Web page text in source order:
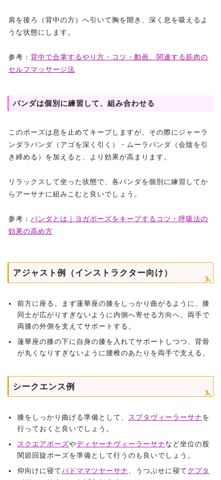
肩を後ろ（背中の方）へ引いて胸を開き、深く息を吸えるよ
うな状態にします。
参考： 背中で合掌するやり方・コツ・動画、関連する筋肉の
セルフマッサージ法
バンダは個別に練習して、組み合わせる
このポーズは息を止めてキープしますが、その際にジャーラ
ンダラバンダ（アゴを深く引く）・ムーラバンダ（会陰を引
き締める）を加えると、より効果が高まります。
リラックスして坐った状態で、各バンダを個別に練習してか
らアーサナに組みこむと良いでしょう。
参考： バンダとは｜ヨガポーズをキープするコツ・呼吸法の
効果の高め方
アジャスト例（インストラクター向け）
前方に座る。まず蓮華座の膝をしっかり曲がるように、膝
同士が広がりすぎないように内側へ寄せる方向へ、両手で
両膝の外側を支えてサポートする。
蓮華座の膝の下に自身の膝を入れてサポートしつつ、背骨
が丸くなりすぎないように腰椎のあたりを両手で支える。
シークエンス例
膝をしっかり曲げる準備として、 スプタヴィーラーサナを
行っておくと良いでしょう。
スクエアポーズやディヤーナヴィーラーサナなど坐位の股
関節回旋ポーズを準備として行うのも良いでしょう。
仰向けに寝てパドママツヤーサナ 、うつぶせに寝てグプタ